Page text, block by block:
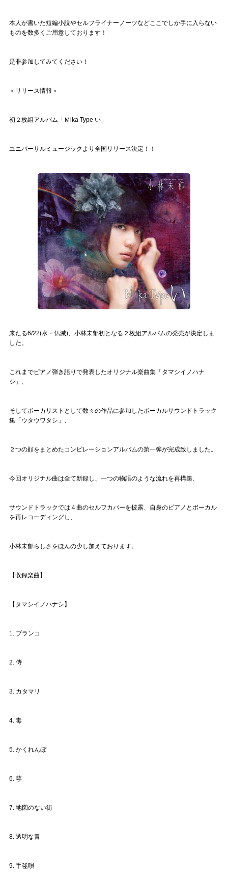
本人が書いた短編小説やセルフライナーノーツなどここでしか手に入らない
ものを数多くご用意しております！
是非参加してみてください！
＜リリース情報＞
初２枚組アルバム「Ｍika Type い」
ユニバーサルミュージックより全国リリース決定！！
来たる6/22(水・仏滅)、小林未郁初となる２枚組アルバムの発売が決定しま
した。
これまでピアノ弾き語りで発表したオリジナル楽曲集「タマシイノハナ
シ」、
そしてボーカリストとして数々の作品に参加したボーカルサウンドトラック
集「ウタウワタシ」、
２つの顔をまとめたコンピレーションアルバムの第一弾が完成致しました。
今回オリジナル曲は全て新録し、一つの物語のような流れを再構築、
サウンドトラックでは４曲のセルフカバーを披露、自身のピアノとボーカル
を再レコーディングし、
小林未郁らしさをほんの少し加えております。
【収録楽曲】
【タマシイノハナシ】
1. ブランコ
2. 侍
3. カタマリ
4. 毒
5. かくれんぼ
6. 萼
7. 地図のない街
8. 透明な青
9. 手毬唄